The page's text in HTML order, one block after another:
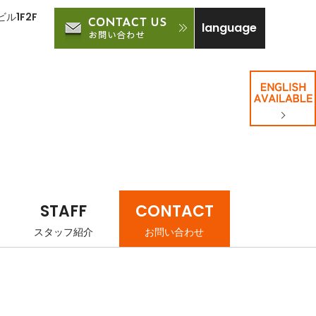
language
1F2F
STAFF
スタッフ紹介
CONTACT
お問い合わせ